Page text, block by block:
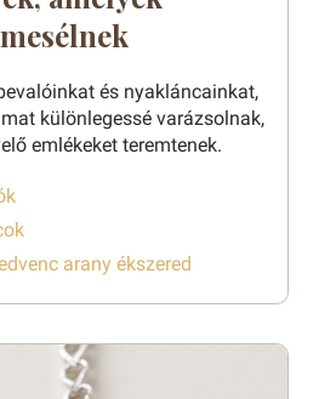
és nyakláncainkat,
különlegessé varázsolnak,
emlékeket teremtenek.
arany ékszered